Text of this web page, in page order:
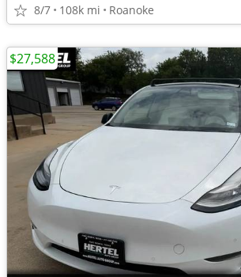
8/7 108k mi Roanoke
$27,588